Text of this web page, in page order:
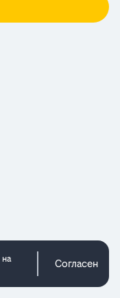
на
Согласен